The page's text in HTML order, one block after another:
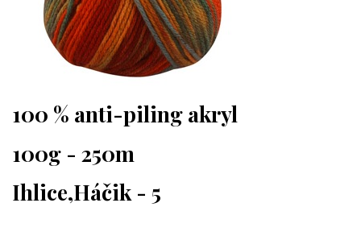
100 % anti-piling akryl
100g - 250m
Ihlice,Háčik - 5